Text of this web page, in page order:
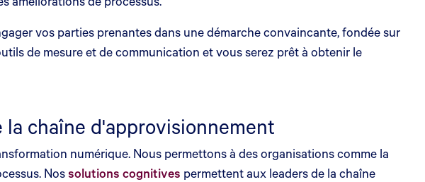
vos parties prenantes dans une démarche convaincante, fondée sur
de mesure et de communication et vous serez prêt à obtenir le
chaîne d'approvisionnement
numérique. Nous permettons à des organisations comme la
Nossolutions cognitives permettent aux leaders de la chaîne